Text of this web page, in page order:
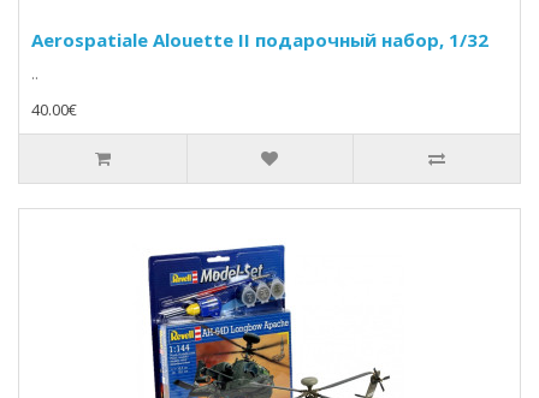
Aerospatiale Alouette II подарочный набор, 1/32
..
40.00€